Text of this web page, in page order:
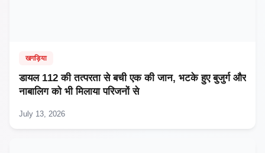
खगड़िया
डायल 112 की तत्परता से बची एक की जान, भटके हुए बुजुर्ग और
नाबालिग को भी मिलाया परिजनों से
July 13, 2026